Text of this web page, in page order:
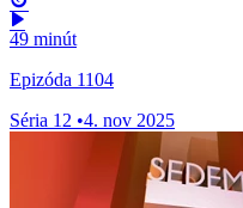
49 minút
Epizóda 1104
Séria 12 •4. nov 2025